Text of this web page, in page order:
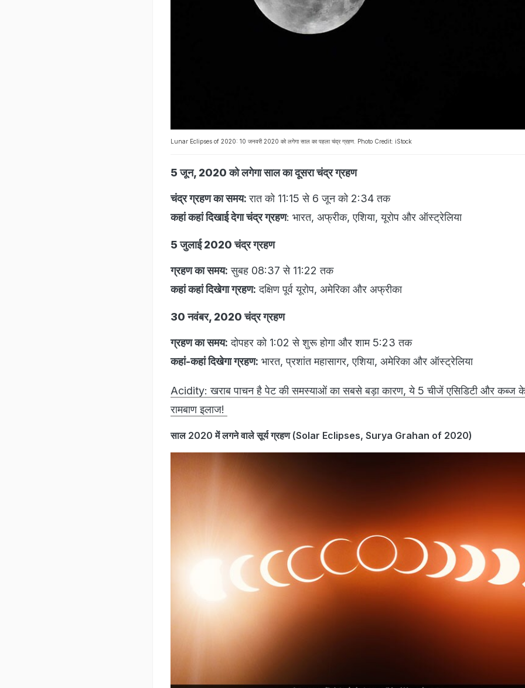
Lunar Eclipses of 2020: 10 जनवरी 2020 को लगेगा साल का पहला चंद्र ग्रहण. Photo Credit: iStock
5 जून, 2020 को लगेगा साल का दूसरा चंद्र ग्रहण
चंद्र ग्रहण का समय:रात को 11:15 से 6 जून को 2:34 तक
कहां कहां दिखाई देगा चंद्र ग्रहण: भारत, अफ्रीक, एशिया, यूरोप और ऑस्ट्रेलिया
5 जुलाई 2020 चंद्र ग्रहण
ग्रहण का समय: सुबह 08:37 से 11:22 तक
कहां कहां दिखेगा ग्रहण: दक्षिण पूर्व यूरोप, अमेरिका और अफ्रीका
30 नवंबर, 2020 चंद्र ग्रहण
ग्रहण का समय: दोपहर को 1:02 से शुरू होगा और शाम 5:23 तक
कहां-कहां दिखेगा ग्रहण: भारत, प्रशांत महासागर, एशिया, अमेरिका और ऑस्ट्रेलिया
Acidity: खराब पाचन है पेट की समस्याओं का सबसे बड़ा कारण, ये 5 चीजें एसिडिटी और कब्ज
रामबाण इलाज!
साल 2020 में लगने वाले सूर्य ग्रहण (Solar Eclipses, Surya Grahan of 2020)